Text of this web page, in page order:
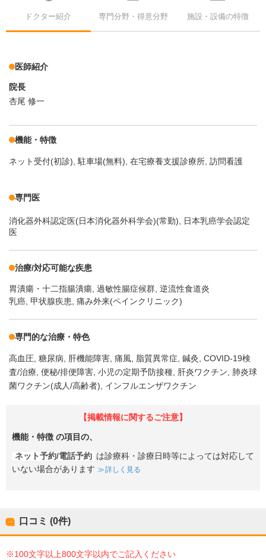
ドクター紹介 専門分野・得意分野 施設・設備の特徴
医師紹介
院長
杏尾 修一
機能・特徴
ネット受付(初診) 駐車場(無料) 在宅療養支援診療所 訪問看護
専門医
消化器外科認定医(日本消化器外科学会)(常勤), 日本乳癌学会認定
医
治療/対応可能な疾患
胃潰瘍・十二指腸潰瘍 過敏性腸症候群 逆流性食道炎
乳癌, 甲状腺疾患, 痛み外来(ペインクリニック)
専門的な治療・特色
高血圧 糖尿病 肝機能障害 痛風 脂質異常症 鍼灸 COVID-19検
査/治療 便秘/排便障害 小児の定期予防接種 肝炎ワクチン
肺炎球
菌ワクチン(成人/高齢者)
インフルエンザワクチン
【掲載情報に関するご注意】
機能・特徴 の項目の、
ネット予約/電話予約 は診療科・診療日時等によっては対応して
いない場合があります
詳しく見る
口コミ (0件)
※100文字以上800文字以内でご記入ください